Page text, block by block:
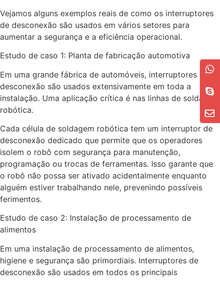
Vejamos alguns exemplos reais de como os interruptores
de desconexão são usados em vários setores para
aumentar a segurança e a eficiência operacional.
Estudo de caso 1: Planta de fabricação automotiva
Em uma grande fábrica de automóveis, interruptores de
desconexão são usados extensivamente em toda a
instalação. Uma aplicação crítica é nas linhas de soldagem
robótica.
Cada célula de soldagem robótica tem um interruptor de
desconexão dedicado que permite que os operadores
isolem o robô com segurança para manutenção,
programação ou trocas de ferramentas. Isso garante que
o robô não possa ser ativado acidentalmente enquanto
alguém estiver trabalhando nele, prevenindo possíveis
ferimentos.
Estudo de caso 2: Instalação de processamento de
alimentos
Em uma instalação de processamento de alimentos,
higiene e segurança são primordiais. Interruptores de
desconexão são usados em todos os principais